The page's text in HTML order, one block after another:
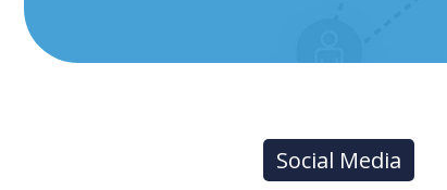
Social Media